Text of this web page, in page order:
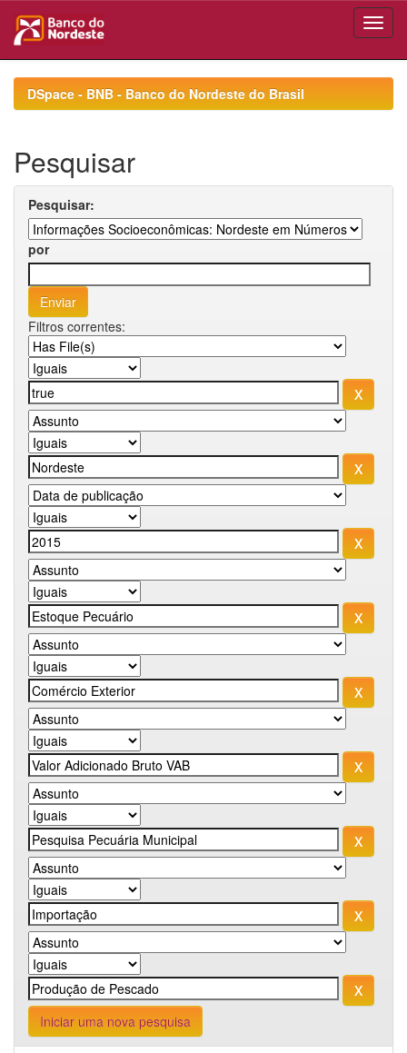
navigationDSpace - BNB - Banco do Nordeste do Brasil
Pesquisar
Pesquisar:
por
Filtros correntes:
Iniciar uma nova pesquisa